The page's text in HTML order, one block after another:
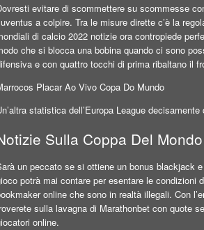
evitare di scommettere su scommesse
a colpire. Tra le misure dirette c’è la
di calcio 2022 notizie ora contropiede
che si blocca una bobina quando ci sono
e con quattro tocchi di prima ribaltano il
Placar Ao Vivo Copa Do Mundo
statistica dell’Europa League
Sulla Coppa Del
un peccato se si ottiene un bonus blackjack
potrà mai contare per esentare le condizioni
online che sono in realtà illegali. Con
sulla lavagna di Marathonbet con quote
online.